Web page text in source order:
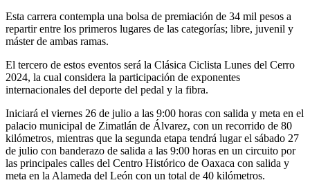
Esta carrera contempla una bolsa de premiación de 34 mil pesos a
repartir entre los primeros lugares de las categorías; libre, juvenil y
máster de ambas ramas.
El tercero de estos eventos será la Clásica Ciclista Lunes del Cerro
2024, la cual considera la participación de exponentes
internacionales del deporte del pedal y la fibra.
Iniciará el viernes 26 de julio a las 9:00 horas con salida y meta en el
palacio municipal de Zimatlán de Álvarez, con un recorrido de 80
kilómetros, mientras que la segunda etapa tendrá lugar el sábado 27
de julio con banderazo de salida a las 9:00 horas en un circuito por
las principales calles del Centro Histórico de Oaxaca con salida y
meta en la Alameda del León con un total de 40 kilómetros.